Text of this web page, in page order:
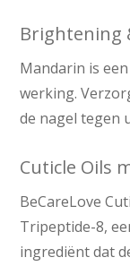
Brightening
Mandarin is
werking.
de nagel tegen
Cuticle Oils
BeCareLove
Tripeptide-8,
ingrediënt dat